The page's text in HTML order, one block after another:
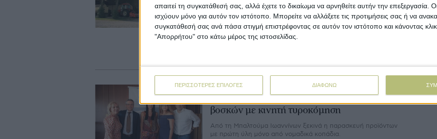
απαιτεί τη συγκατάθεσή σας, αλλά έχετε το δικαίωμα να αρνηθείτε αυτήν την επεξεργασία.
ισχύουν μόνο για αυτόν τον ιστότοπο. Μπορείτε να αλλάξετε τις προτιμήσεις σας ή να
συγκατάθεσή σας ανά πάσα στιγμή επιστρέφοντας σε αυτόν τον ιστότοπο και κάνοντας
"Απορρήτου" στο κάτω μέρος της ιστοσελίδας.
ΠΕΡΙΣΣΟΤΕΡΕΣ ΕΠΙΛΟΓΕΣ ΔΙΑΦΩΝΩ
Εργαλείο προώθησης του οινοτουρισμού, όχι απλά μάρκετινγκ,
το πρόγραμμα «Terra Vino». Οινικό προορισµό µε ταυτότητα,
που θα προσφέρει στον επισκέπτη τη δυνατότητα να βιώσει µια
ολοκληρωµένη γαστρονοµική εµπειρία, στα πρότυπα της
Τοσκάνης, του Πιεµόντε και του Μπέργκαµο, επιδιώκουν να
Agrenda
βοσκών με κινητή τυροκόμηση
Από τη Μπαλτούμα Ιωαννίνων ξεκινά η παρασκευή προϊόντων
με πρώτη ύλη μόνο από νομαδικά κοπάδια.